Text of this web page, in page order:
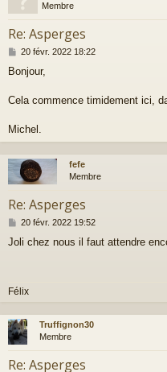
Membre
Re: Asperges
M
s
a
e
20 févr. 2022 18:22
Bonjour,
Cela commence timidement ici,
Michel.
fefe
Membre
Re: Asperges
M
s
e
20 févr. 2022 19:52
Joli chez nous il faut attendre
Félix
Truffignon30
Membre
Re: Asperges